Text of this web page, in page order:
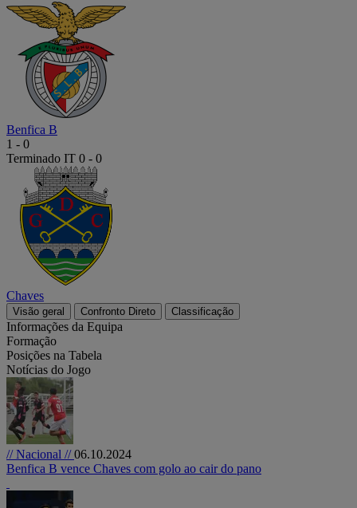
Benfica B
1 - 0
Terminado IT 0 - 0
Chaves
Visão geral Confronto Direto Classificação
Informações da Equipa
Formação
Posições na Tabela
Notícias do Jogo
// Nacional //06.10.2024
Benfica B vence Chaves com golo ao cair do pano